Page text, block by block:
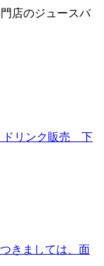
店のジュースバ
ドリンク販売 下
きましては、面